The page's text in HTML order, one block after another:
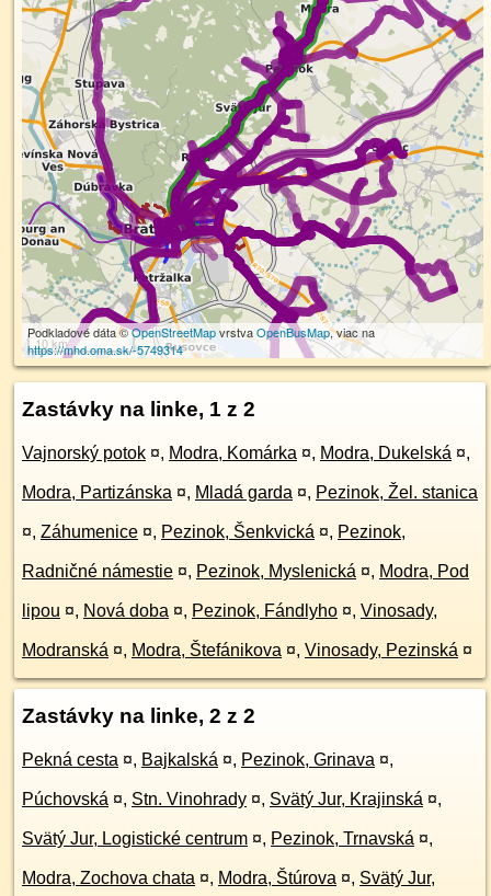
10 km
Podkladové dáta ©OpenStreetMapvrstvaOpenBusMap, viac na
https://mhd.oma.sk/-5749314
Zastávky na linke, 1 z 2
Vajnorský potok ¤, Modra, Komárka ¤, Modra, Dukelská ¤,
Modra, Partizánska ¤, Mladá garda ¤, Pezinok, Žel. stanica
¤, Záhumenice ¤, Pezinok, Šenkvická ¤, Pezinok,
Radničné námestie ¤, Pezinok, Myslenická ¤, Modra, Pod
lipou ¤, Nová doba ¤, Pezinok, Fándlyho ¤, Vinosady,
Modranská ¤, Modra, Štefánikova ¤, Vinosady, Pezinská ¤
Zastávky na linke, 2 z 2
Pekná cesta ¤, Bajkalská ¤, Pezinok, Grinava ¤,
Púchovská ¤, Stn. Vinohrady ¤, Svätý Jur, Krajinská ¤,
Svätý Jur, Logistické centrum ¤, Pezinok, Trnavská ¤,
Modra, Zochova chata ¤, Modra, Štúrova ¤, Svätý Jur,